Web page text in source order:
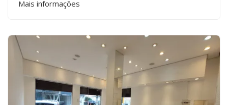
Mais informações